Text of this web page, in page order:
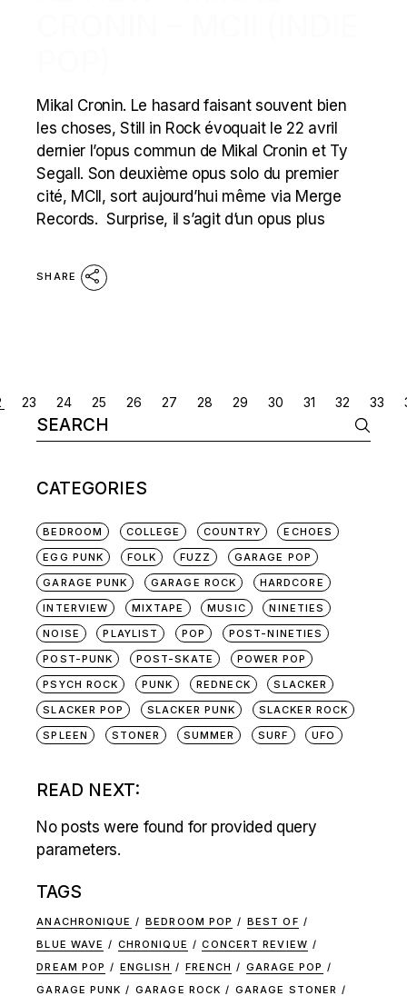
Mikal Cronin. Le hasard faisant souvent bien
les choses, Still in Rock évoquait le 22 avril
dernier l’opus commun de Mikal Cronin et Ty
Segall. Son deuxième opus solo du premier
cité, MCII, sort aujourd’hui même via Merge
Records. Surprise, il s’agit d’un opus plus
SHARE
POSTS
NAVIGATION
23 24 25 26 27 28 29 30 31 32 33
Search
for:
CATEGORIES
BEDROOM COLLEGE COUNTRY
ECHOES
EGG PUNK
FOLK FUZZ
GARAGE POP
GARAGE PUNK
GARAGE ROCK
HARDCORE
INTERVIEW
MIXTAPE MUSIC
NINETIES
NOISE
PLAYLIST POP
POST-NINETIES
POST-PUNK
POST-SKATE
POWER POP
PSYCH ROCK
PUNK REDNECK
SLACKER
SLACKER POP
SLACKER PUNK
SLACKER ROCK
SPLEEN
STONER SUMMER SURF UFO
READ NEXT:
No posts were found for provided query
parameters.
TAGS
ANACHRONIQUE BEDROOM POP
BEST OF
BLUE WAVE
CHRONIQUE
CONCERT REVIEW
DREAM POP
ENGLISH FRENCH
GARAGE POP
GARAGE PUNK
GARAGE ROCK GARAGE STONER